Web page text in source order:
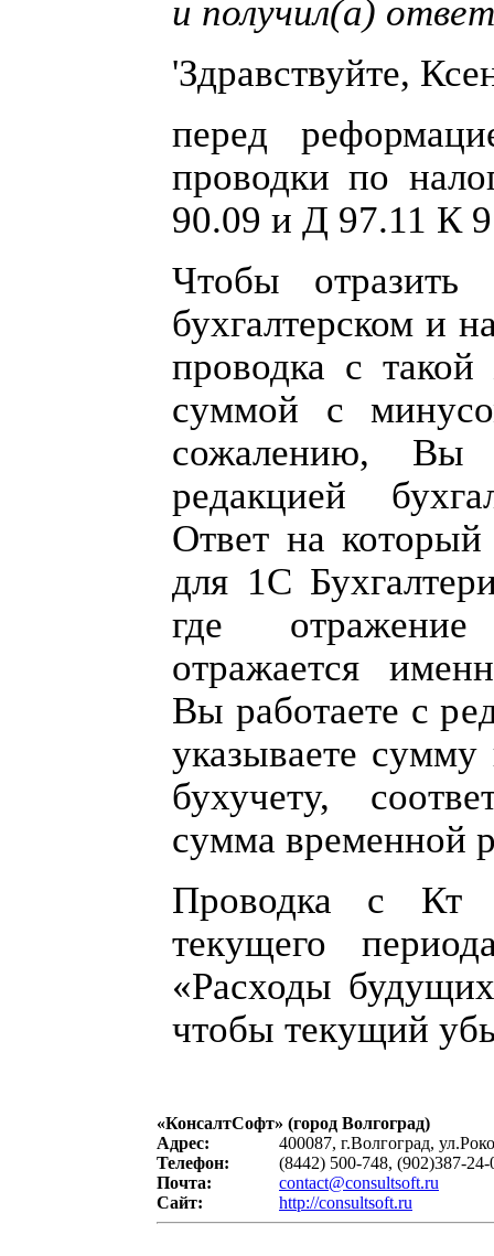
и получил(a) ответ
'Здравствуйте,
перед
проводки по
90.09 и Д 97.11 К
Чтобы
бухгалтерском и
проводка с
суммой с
сожалению, Вы
редакцией
Ответ на
для 1С
где
отражается
Вы работаете с
указываете
бухучету,
сумма временной
Проводка с Кт
текущего
«Расходы
чтобы текущий
«КонсалтСофт» (город Волгоград)
Адрес:
400087, г.Волгоград,
Телефон:
(8442) 500-748, (902)387-24-
Почта:
contact@consultsoft.ru
Сайт:
http://consultsoft.ru